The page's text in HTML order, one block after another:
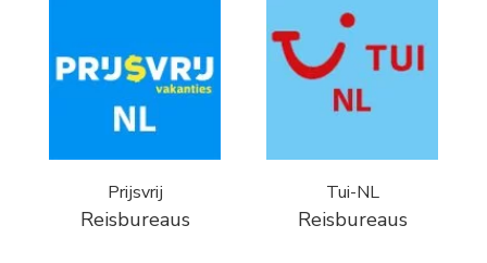
Prijsvrij
Reisbureaus
Tui-NL
Reisbureaus